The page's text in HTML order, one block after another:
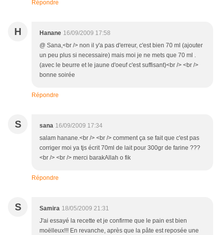
Répondre
H Hanane 16/09/2009 17:58
@ Sana,<br /> non il y'a pas d'erreur, c'est bien 70 ml (ajouter
un peu plus si necessaire) mais moi je ne mets que 70 ml .
(avec le beurre et le jaune d'oeuf c'est suffisant)<br /> <br />
bonne soirée
Répondre
S sana 16/09/2009 17:34
salam hanane.<br /> <br /> comment ça se fait que c'est pas
corriger moi ya tjs écrit 70ml de lait pour 300gr de farine ???
<br /> <br /> merci barakAllah o fik
Répondre
S Samira 18/05/2009 21:31
J'ai essayé la recette et je confirme que le pain est bien
moëlleux!!! En revanche, après que la pâte est reposée une